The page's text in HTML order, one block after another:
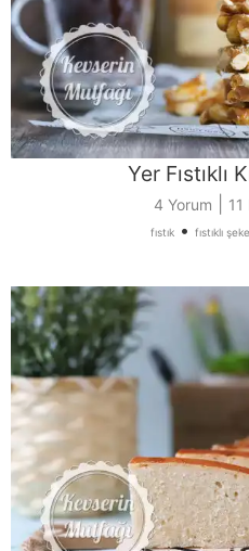
Yer Fıstıklı
4 Yorum 11
fıstık • fıstıklı